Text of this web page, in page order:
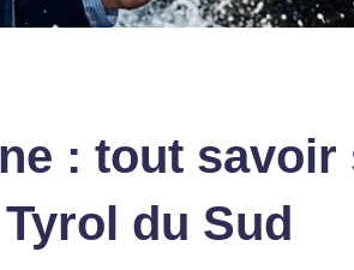
: tout savoir
du Sud